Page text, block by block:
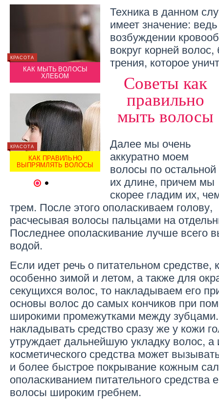
КРАСОТА
КАК МЫТЬ ВОЛОСЫ
ХЛЕБОМ
КРАСОТА
КАК ПРАВИЛЬНО
ВЫПРЯМЛЯТЬ ВОЛОСЫ
КРАСОТА
КАК СДЕЛАТЬ КОРОТКИЕ
ИЛИ ДЛИННЫЕ ВОЛОСЫ
ПЫШНЫМИ
КРАСОТА
КАК КРАСИВО УЛОЖИТЬ
КУДРЯВЫЕ ВОЛОСЫ
Техника в данном
имеет значение:
возбуждении
вокруг корней
трения, которое
Советы как
правильно
мыть волосы
Далее мы очень
аккуратно моем
волосы по остальной
их длине, причем мы
скорее гладим их,
трем. После этого ополаскиваем голову,
расчесывая волосы пальцами на
Последнее ополаскивание лучше всего
водой.
Если идет речь о питательном средстве,
особенно зимой и летом, а также для
секущихся волос, то накладываем его
основы волос до самых кончиков при
широкими промежутками между
накладывать средство сразу же у кожи
утруждает дальнейшую укладку волос, а
косметического средства может
и более быстрое покрывание кожным
ополаскиванием питательного
волосы широким гребнем.